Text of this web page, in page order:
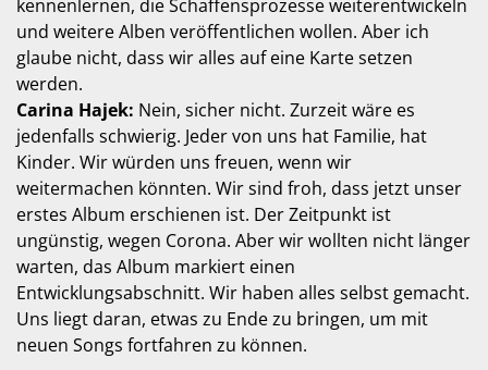
kennenlernen, die Schaffensprozesse weiterentwickeln
und weitere Alben veröffentlichen wollen. Aber ich
glaube nicht, dass wir alles auf eine Karte setzen
werden.
Carina Hajek: Nein, sicher nicht. Zurzeit wäre es
jedenfalls schwierig. Jeder von uns hat Familie, hat
Kinder. Wir würden uns freuen, wenn wir
weitermachen könnten. Wir sind froh, dass jetzt unser
erstes Album erschienen ist. Der Zeitpunkt ist
ungünstig, wegen Corona. Aber wir wollten nicht länger
warten, das Album markiert einen
Entwicklungsabschnitt. Wir haben alles selbst gemacht.
Uns liegt daran, etwas zu Ende zu bringen, um mit
neuen Songs fortfahren zu können.